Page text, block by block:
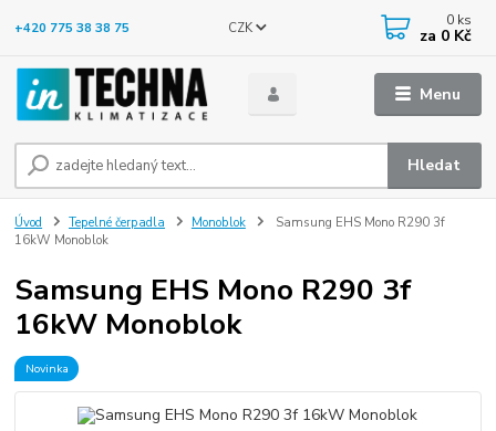
Menu
CZK
Hledat
+420 775 38 38 75 0 ks
za 0 Kč
Úvod Tepelné čerpadla Monoblok
Samsung EHS Mono R290 3f
16kW Monoblok
Samsung EHS Mono R290 3f
16kW Monoblok
Novinka